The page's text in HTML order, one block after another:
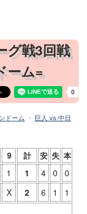
グ戦3回戦
ーム=
ドーム ・ 巨人 vs.中日
9 計 安 失 本
1 1 4 0
0
X 2 6 1
1